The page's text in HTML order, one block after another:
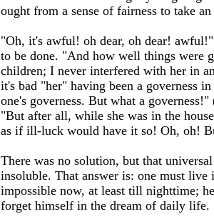
ought from a sense of fairness to take
"Oh, it's awful! oh dear, oh dear!
to be done. "And how well things were
children; I never interfered with her in
it's bad "her" having been a governess
one's governess. But what a
"But after all, while she was in the
as if ill-luck would have it so! Oh, oh!
There was no solution, but that
insoluble. That answer is: one must
impossible now, at least till nighttime;
forget himself in the dream of daily life.